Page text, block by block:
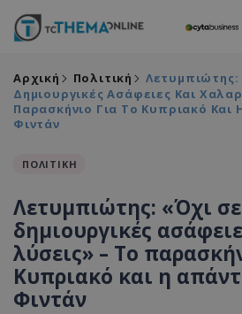
Αρχική Πολιτική
Λετυμπιώτης:
Δημιουργικές Ασάφειες Και
Παρασκήνιο Για Το Κυπριακό Και
Φιντάν
ΠΟΛΙΤΙΚΗ
Λετυμπιώτης: «Όχι σε
δημιουργικές
λύσεις» – Το
Κυπριακό και η
Φιντάν